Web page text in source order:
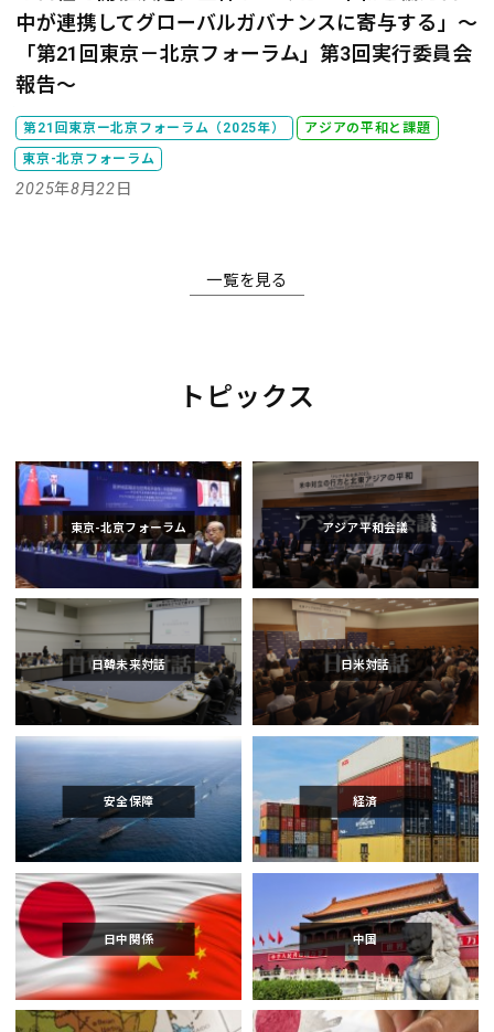
中が連携してグローバルガバナンスに寄与する」～
「第21回東京－北京フォーラム」第3回実行委員会
報告～
第21回東京ー北京フォーラム（2025年） アジアの平和と課題
東京-北京フォーラム
2025年8月22日
一覧を見る
トピックス
東京-北京フォーラム アジア平和会議
日韓未来対話 日米対話
安全保障 経済
日中関係 中国